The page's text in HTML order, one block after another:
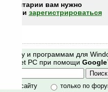
вам нужно
или зарегистрироваться
сайту и программам для
и Pocket PC при помощи
по сайту
только по